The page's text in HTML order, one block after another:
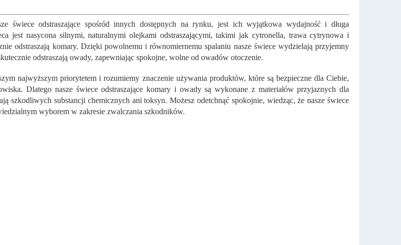
o
n
t
o
l
i
l
i
s
świece odstraszające spośród innych dostępnych na rynku, jest ich wyjątkowa wydajność i długa
jest nasycona silnymi, naturalnymi olejkami odstraszającymi, takimi jak cytronella, trawa cytrynowa i
odstraszają komary. Dzięki powolnemu i równomiernemu spalaniu nasze świece wydzielają przyjemny
odstraszają owady, zapewniając spokojne, wolne od owadów otoczenie.
najwyższym priorytetem i rozumiemy znaczenie używania produktów, które są bezpieczne dla Ciebie,
Dlatego nasze świece odstraszające komary i owady są wykonane z materiałów przyjaznych dla
szkodliwych substancji chemicznych ani toksyn. Możesz odetchnąć spokojnie, wiedząc, że nasze świece
wyborem w zakresie zwalczania szkodników.